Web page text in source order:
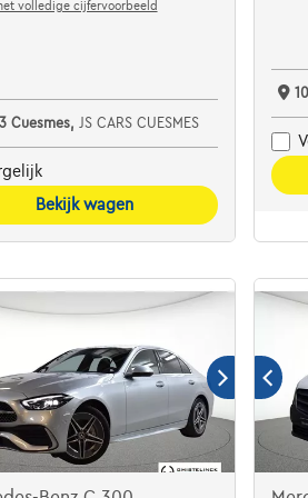
volledige cijfervoorbeeld
Cuesmes, JS CARS CUESMES
Bekijk wagen